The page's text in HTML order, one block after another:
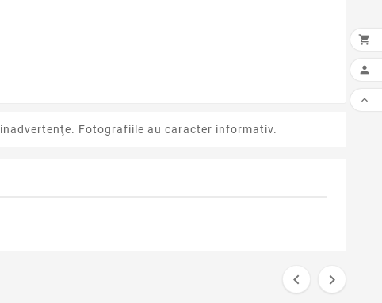
Fotografiile au caracter informativ.
 


